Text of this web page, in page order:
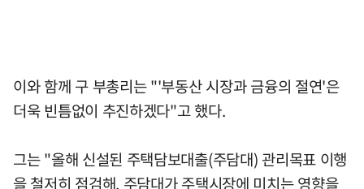
이와 함께 구 부총리는 "'부동산 시장과 금융의 절연'은
더욱 빈틈없이 추진하겠다"고 했다.
그는 "올해 신설된 주택담보대출(주담대) 관리목표 이행
을 철저히 점검해, 주담대가 주택시장에 미치는 영향을